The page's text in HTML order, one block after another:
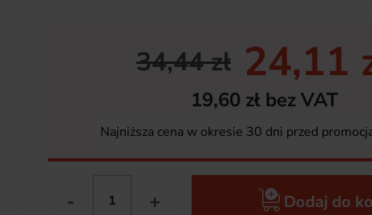
34,44 zł 24,11
19,60 zł bez VAT
Najniższa cena w okresie 30 dni przed
- + Dodaj do